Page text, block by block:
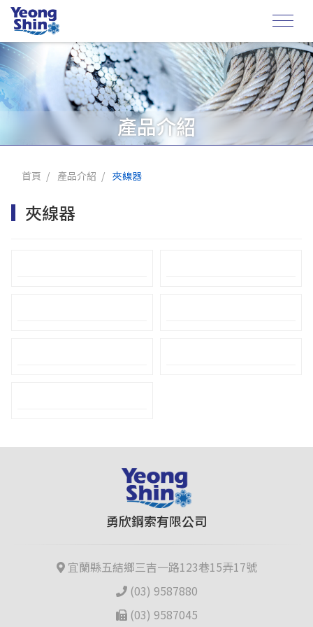
產品介紹
首頁 產品介紹 夾線器
夾線器
勇欣鋼索有限公司
宜蘭縣五結鄉三吉一路123巷15弄17號
(03) 9587880
(03) 9587045